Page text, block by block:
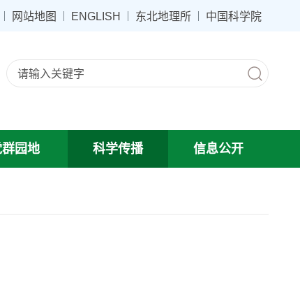
网站地图 ENGLISH 东北地理所 中国科学院
园地 科学传播 信息公开